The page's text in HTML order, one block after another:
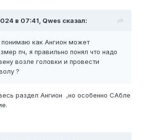
в 07:41, Qwes сказал:
понимаю как Ангион может
пч, я правильно понял что надо
возле головки и провести
?
раздел Ангион ,но особенно САбле